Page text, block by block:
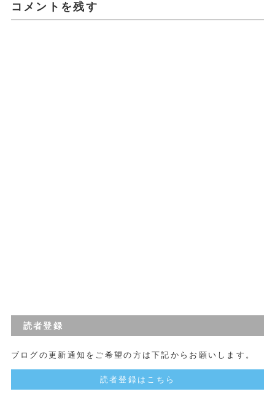
コメントを残す
読者登録
ブログの更新通知をご希望の方は下記からお願いします。
読者登録はこちら